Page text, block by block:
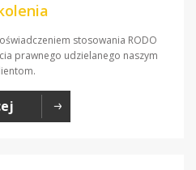
stosowania RODO
prawnego udzielanego naszym